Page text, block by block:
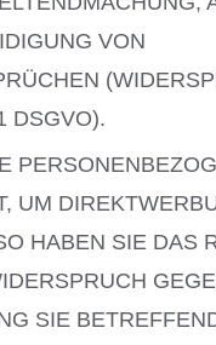
VON
DSGVO).
UM
HABEN SIE DAS
SIE